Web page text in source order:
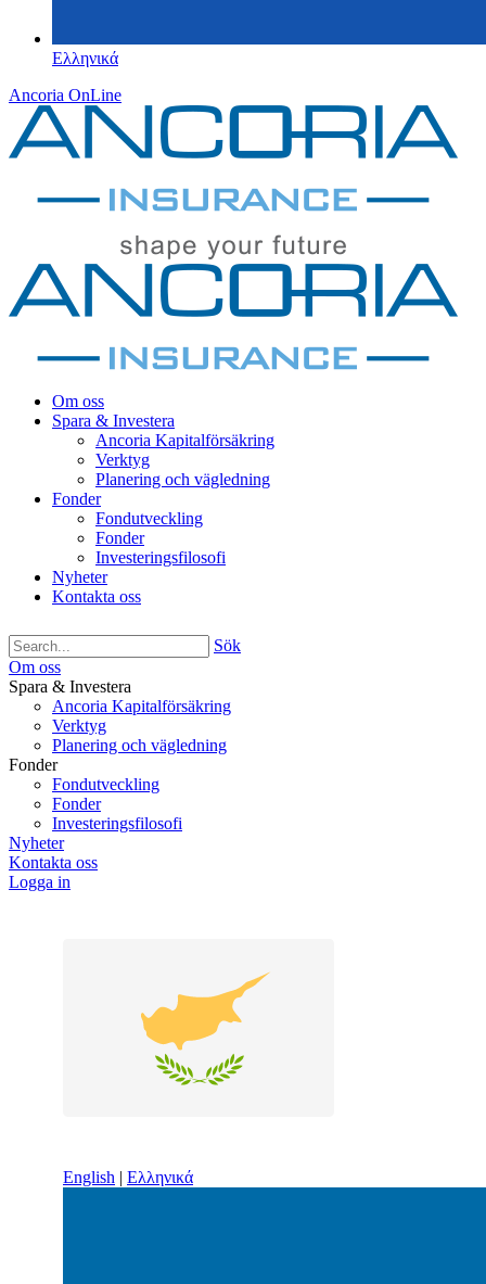
Ελληνικά
Ancoria OnLine
Om oss
Spara & Investera
Ancoria Kapitalförsäkring
Verktyg
Planering och vägledning
Fonder
Fondutveckling
Fonder
Investeringsfilosofi
Nyheter
Kontakta oss
Sök
Om oss
Spara & Investera
Ancoria Kapitalförsäkring
Verktyg
Planering och vägledning
Fonder
Fondutveckling
Fonder
Investeringsfilosofi
Nyheter
Kontakta oss
Logga in
English | Ελληνικά